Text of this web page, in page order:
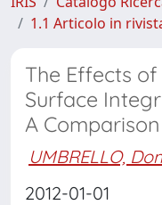
1.1 Articolo in
The Effects
Surface
A
UMBRELLO,
2012-01-01